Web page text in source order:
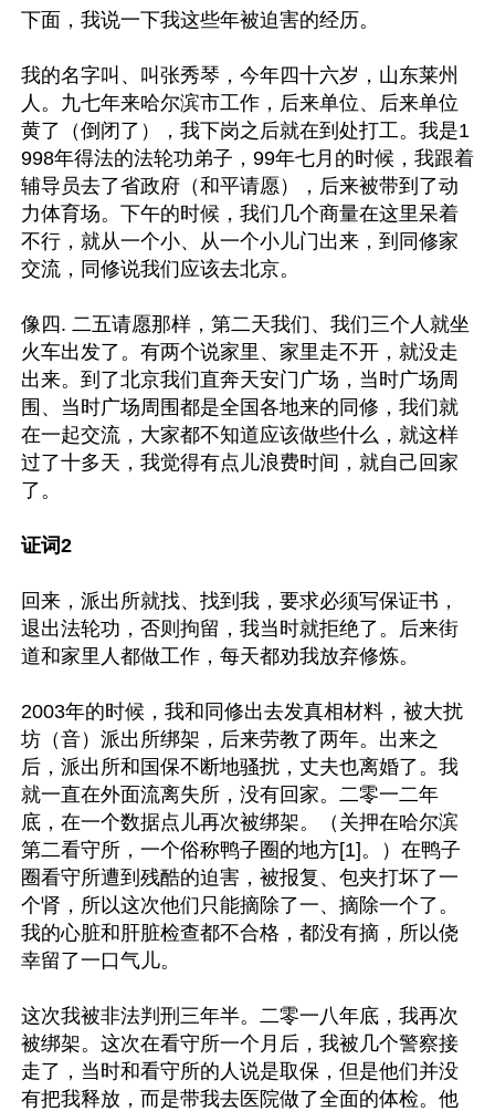
下面，我说一下我这些年被迫害的经历。
我的名字叫、叫张秀琴，今年四十六岁，山东莱州
人。九七年来哈尔滨市工作，后来单位、后来单位
黄了（倒闭了），我下岗之后就在到处打工。我是1
998年得法的法轮功弟子，99年七月的时候，我跟着
辅导员去了省政府（和平请愿），后来被带到了动
力体育场。下午的时候，我们几个商量在这里呆着
不行，就从一个小、从一个小儿门出来，到同修家
交流，同修说我们应该去北京。
像四. 二五请愿那样，第二天我们、我们三个人就坐
火车出发了。有两个说家里、家里走不开，就没走
出来。到了北京我们直奔天安门广场，当时广场周
围、当时广场周围都是全国各地来的同修，我们就
在一起交流，大家都不知道应该做些什么，就这样
过了十多天，我觉得有点儿浪费时间，就自己回家
了。
证词2
回来，派出所就找、找到我，要求必须写保证书，
退出法轮功，否则拘留，我当时就拒绝了。后来街
道和家里人都做工作，每天都劝我放弃修炼。
2003年的时候，我和同修出去发真相材料，被大扰
坊（音）派出所绑架，后来劳教了两年。出来之
后，派出所和国保不断地骚扰，丈夫也离婚了。我
就一直在外面流离失所，没有回家。二零一二年
底，在一个数据点儿再次被绑架。（关押在哈尔滨
第二看守所，一个俗称鸭子圈的地方[1]。）在鸭子
圈看守所遭到残酷的迫害，被报复、包夹打坏了一
个肾，所以这次他们只能摘除了一、摘除一个了。
我的心脏和肝脏检查都不合格，都没有摘，所以侥
幸留了一口气儿。
这次我被非法判刑三年半。二零一八年底，我再次
被绑架。这次在看守所一个月后，我被几个警察接
走了，当时和看守所的人说是取保，但是他们并没
有把我释放，而是带我去医院做了全面的体检。他